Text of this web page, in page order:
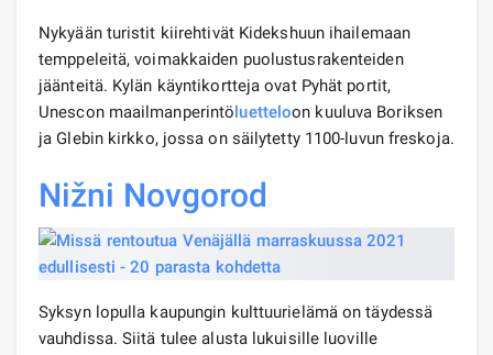
Nykyään turistit kiirehtivät Kidekshuun ihailemaan
temppeleitä, voimakkaiden puolustusrakenteiden
jäänteitä. Kylän käyntikortteja ovat Pyhät portit,
Unescon maailmanperintöluetteloon kuuluva Boriksen
ja Glebin kirkko, jossa on säilytetty 1100-luvun freskoja.
Nižni Novgorod
Syksyn lopulla kaupungin kulttuurielämä on täydessä
vauhdissa. Siitä tulee alusta lukuisille luoville